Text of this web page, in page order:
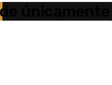
únicamente